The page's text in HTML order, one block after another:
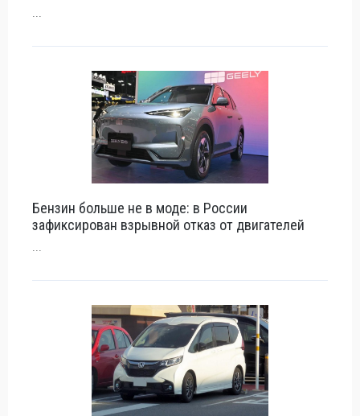
...
Бензин больше не в моде: в России
зафиксирован взрывной отказ от двигателей
...